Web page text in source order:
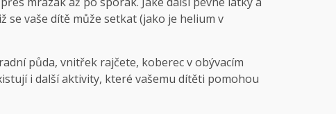
se vaše dítě může setkat (jako je helium v
půda, vnitřek rajčete, koberec v obývacím
i ​​další aktivity, které vašemu dítěti pomohou